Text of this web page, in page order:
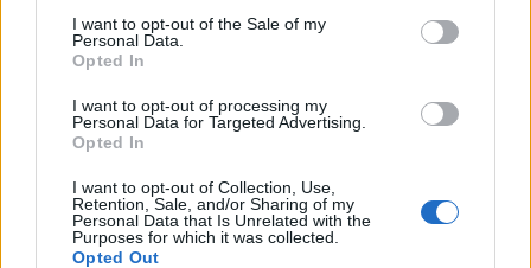
I want to opt-out of the Sale of my
Personal Data.
Opted In
I want to opt-out of processing my
Personal Data for Targeted Advertising.
Opted In
I want to opt-out of Collection, Use,
Retention, Sale, and/or Sharing of my
Personal Data that Is Unrelated with the
Purposes for which it was collected.
Opted Out
Città:
Presidente:Sran Kroenke
Manager:Mikel Arteta
ALBO D'ORO
Premier League:13
FA Cup:
League Cup:2
FA Community Shield:17